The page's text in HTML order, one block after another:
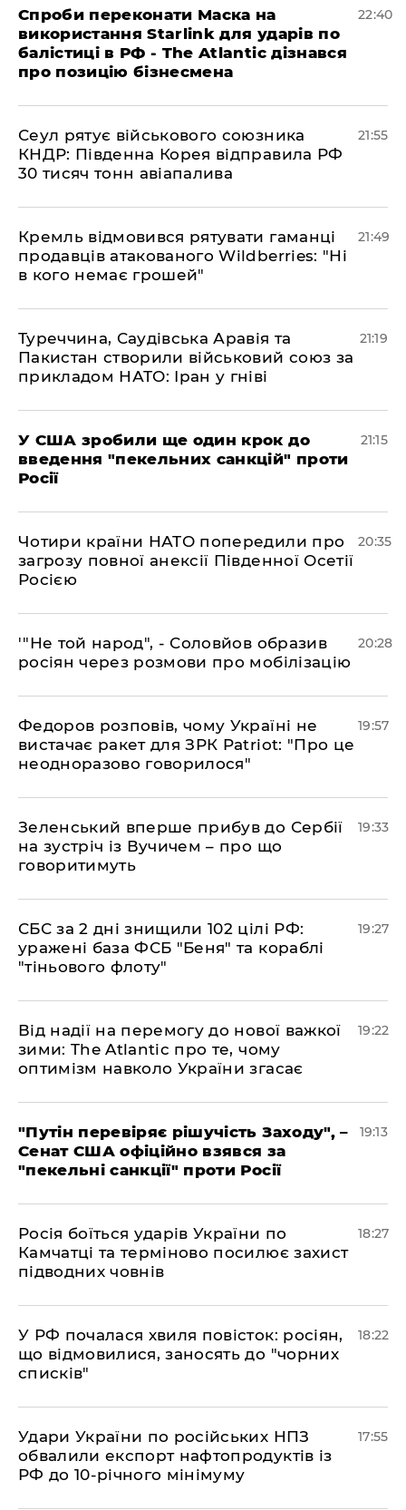
​Спроби переконати Маска на
використання Starlink для ударів по
балістиці в РФ - The Atlantic дізнався
про позицію бізнесмена
22:40
​Сеул рятує військового союзника
КНДР: Південна Корея відправила РФ
30 тисяч тонн авіапалива
21:55
​Кремль відмовився рятувати гаманці
продавців атакованого Wildberries: "Ні
в кого немає грошей"
21:49
​Туреччина, Саудівська Аравія та
Пакистан створили військовий союз за
прикладом НАТО: Іран у гніві
21:19
​У США зробили ще один крок до
введення "пекельних санкцій" проти
Росії
21:15
​Чотири країни НАТО попередили про
загрозу повної анексії Південної Осетії
Росією
20:35
​'"Не той народ", - Соловйов образив
росіян через розмови про мобілізацію
20:28
​Федоров розповів, чому Україні не
вистачає ракет для ЗРК Patriot: "Про це
неодноразово говорилося"
19:57
​Зеленський вперше прибув до Сербії
на зустріч із Вучичем – про що
говоритимуть
19:33
​СБС за 2 дні знищили 102 цілі РФ:
уражені база ФСБ "Беня" та кораблі
"тіньового флоту"
19:27
​Від надії на перемогу до нової важкої
зими: The Atlantic про те, чому
оптимізм навколо України згасає
19:22
​"Путін перевіряє рішучість Заходу", –
Сенат США офіційно взявся за
"пекельні санкції" проти Росії
19:13
​Росія боїться ударів України по
Камчатці та терміново посилює захист
підводних човнів
18:27
​У РФ почалася хвиля повісток: росіян,
що відмовилися, заносять до "чорних
списків"
18:22
​Удари України по російських НПЗ
обвалили експорт нафтопродуктів із
РФ до 10-річного мінімуму
17:55